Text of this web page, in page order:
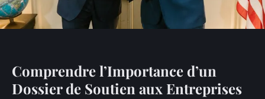
Comprendre l’Importance d’un
Dossier de Soutien aux Entreprises